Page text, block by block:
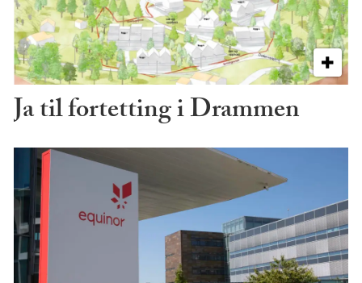
Ja til fortetting i Drammen